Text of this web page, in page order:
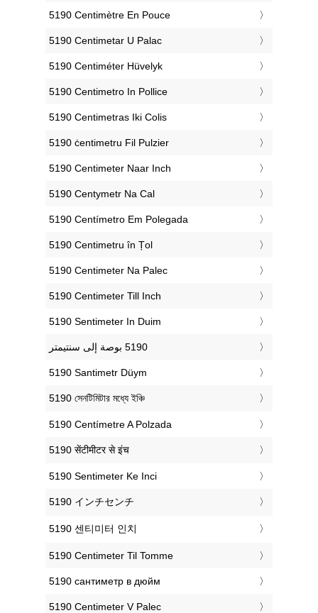
‎5190 Centimètre En Pouce
‎5190 Centimetar U Palac
‎5190 Centiméter Hüvelyk
‎5190 Centimetro In Pollice
‎5190 Centimetras Iki Colis
‎5190 ċentimetru Fil Pulzier
‎5190 Centimeter Naar Inch
‎5190 Centymetr Na Cal
‎5190 Centímetro Em Polegada
‎5190 Centimetru în Țol
‎5190 Centimeter Na Palec
‎5190 Centimeter Till Inch
‎5190 Sentimeter In Duim
‎5190 Santimetr Düym
‎5190 সেনটিমিটার মধ্যে ইঞ্চি
‎5190 Centímetre A Polzada
‎5190 सेंटीमीटर से इंच
‎5190 Sentimeter Ke Inci
‎5190 インチセンチ
‎5190 센티미터 인치
‎5190 Centimeter Til Tomme
‎5190 сантиметр в дюйм
‎5190 Centimeter V Palec